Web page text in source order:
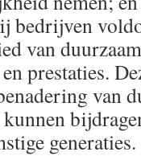
bedrijven
van
prestaties.
van
generaties.